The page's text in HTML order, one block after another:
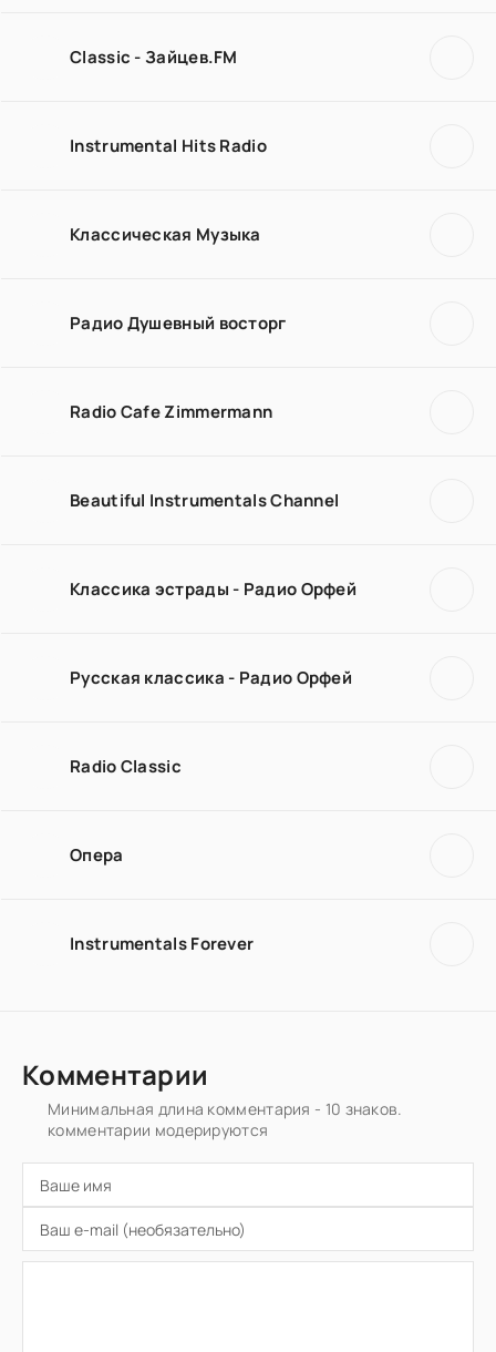
Classic - Зайцев.FM
Instrumental Hits Radio
Классическая Музыка
Радио Душевный восторг
Radio Cafe Zimmermann
Beautiful Instrumentals Channel
Классика эстрады - Радио Орфей
Русская классика - Радио Орфей
Radio Classic
Опера
Instrumentals Forever
Комментарии
Минимальная длина комментария - 10 знаков.
комментарии модерируются